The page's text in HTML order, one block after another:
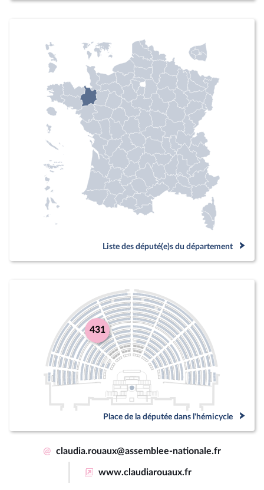
Liste des député(e)s du département
431
Place de la députée dans l'hémicycle
@ claudia.rouaux@assemblee-nationale.fr
www.claudiarouaux.fr